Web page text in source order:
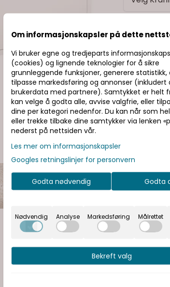
-
Trygg
Rask
Halv
Om informasjonskapsler på dette
Vi bruker egne og tredjeparts
(cookies) og lignende teknologier for å sikre
grunnleggende funksjoner, generere statistikk,
tilpasse markedsføring og annonser (inkludert
brukerdata med partnere). Samtykket er helt
kan velge å godta alle, avvise valgfrie, eller
dine per kategori nedenfor. Du kan når som
eller trekke tilbake dine samtykker via lenken
nederst på nettsiden vår.
Les mer om informasjonskapsler
Googles retningslinjer for personvern
Godta nødvendig Godta
Nødvendig Analyse Markedsføring Målrettet
Bekreft valg